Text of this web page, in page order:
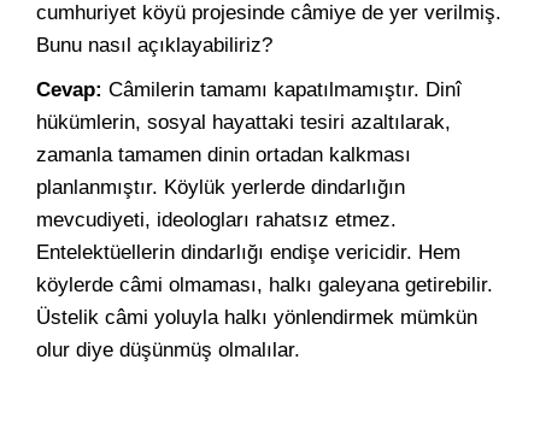
cumhuriyet köyü projesinde câmiye de yer verilmiş.
Bunu nasıl açıklayabiliriz?
Cevap: Câmilerin tamamı kapatılmamıştır. Dinî
hükümlerin, sosyal hayattaki tesiri azaltılarak,
zamanla tamamen dinin ortadan kalkması
planlanmıştır. Köylük yerlerde dindarlığın
mevcudiyeti, ideologları rahatsız etmez.
Entelektüellerin dindarlığı endişe vericidir. Hem
köylerde câmi olmaması, halkı galeyana getirebilir.
Üstelik câmi yoluyla halkı yönlendirmek mümkün
olur diye düşünmüş olmalılar.